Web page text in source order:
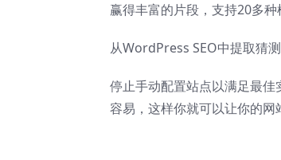
赢得丰富的片段，支持20多种
从WordPress SEO中提取猜测
停止手动配置站点以满足最
容易，这样你就可以让你的网